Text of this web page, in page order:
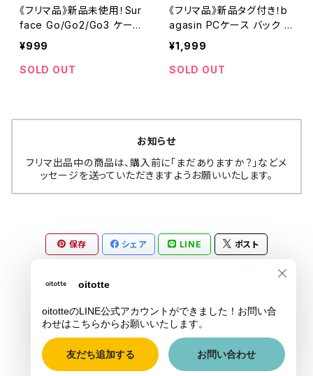
《フリマ品》新品未使用！Sur
face Go/Go2/Go3 ケース
ライトブルー
¥999
SOLD OUT
《フリマ品》新品タグ付き！b
agasin PCケース バック ノ
ートブック
¥1,999
SOLD OUT
お知らせ
フリマ出品中の商品は、購入前に「まだありますか？」などメ
ッセージを送っていただきますようお願いいたします。
保存 シェア LINE ポスト
© oitotte
Powered by